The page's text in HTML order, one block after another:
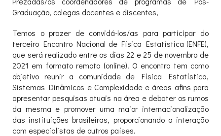
Graduação, colegas docentes e discentes,
Temos o prazer de convidá-los/as para participar do
terceiro Encontro Nacional de Física Estatística (ENFE),
que será realizado entre os dias 22 e 25 de novembro de
2021 em formato remoto (online). O encontro tem como
objetivo reunir a comunidade de Física Estatística,
Sistemas Dinâmicos e Complexidade e áreas afins para
apresentar pesquisas atuais na área e debater os rumos
da mesma e promover uma maior internacionalização
das instituições brasileiras, proporcionando a interação
com especialistas de outros países.